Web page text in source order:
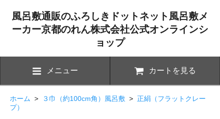
風呂敷通販のふろしきドットネット風呂敷メ
ーカー京都のれん株式会社公式オンラインシ
ョップ
メニュー カートを見る
ホーム > ３巾（約100cm角）風呂敷 > 正絹（フラットクレー
プ）